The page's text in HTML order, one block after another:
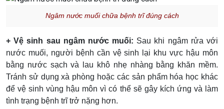
Ngâm nước muối chữa bệnh trĩ đúng cách
+ Vệ sinh sau ngâm nước muối: Sau khi ngâm rửa với
nước muối, người bệnh cần vệ sinh lại khu vực hậu môn
bằng nước sạch và lau khô nhẹ nhàng bằng khăn mềm.
Tránh sử dụng xà phòng hoặc các sản phẩm hóa học khác
để vệ sinh vùng hậu môn vì có thể sẽ gây kích ứng và làm
tình trạng bệnh trĩ trở nặng hơn.